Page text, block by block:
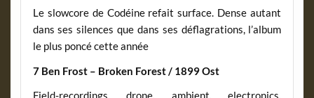
Le slowcore de Codéine refait surface. Dense autant
dans ses silences que dans ses déflagrations, l’album
le plus poncé cette année
7 Ben Frost – Broken Forest / 1899 Ost
Field-recordings, drone, ambient, electronics,